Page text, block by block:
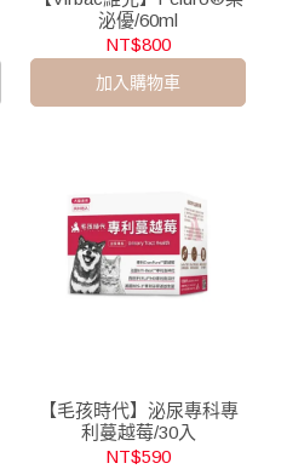
泌優/60ml
NT$800
加入購物車
【毛孩時代】泌尿專科專
利蔓越莓/30入
NT$590